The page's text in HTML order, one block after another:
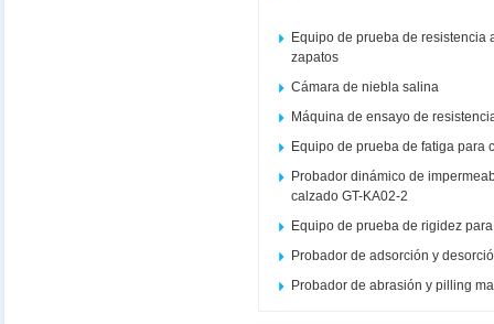
Equipo de prueba de resistencia
zapatos
Cámara de niebla salina
Máquina de ensayo de
Equipo de prueba de fatiga para
Probador dinámico de
calzado GT-KA02-2
Equipo de prueba de rigidez
Probador de adsorción y
Probador de abrasión y pilling